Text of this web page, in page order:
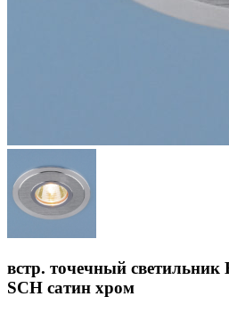
встр. точечный
SCH сатин хром